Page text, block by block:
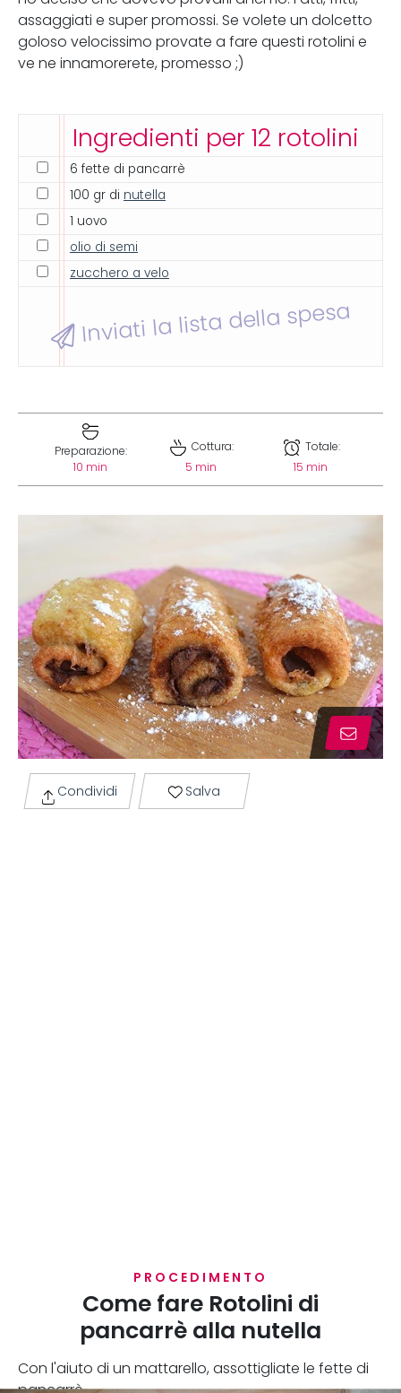
assaggiati e super promossi. Se volete un dolcetto
goloso velocissimo provate a fare questi rotolini e
ve ne innamorerete, promesso ;)
Ingredienti per 12 rotolini
6 fette di pancarrè
100 gr di nutella
1 uovo
olio di semi
zucchero a velo
Inviati la lista della spesa
Preparazione:
10 min
Cottura:
5 min
Totale:
15 min
Condividi Salva
PROCEDIMENTO
Come fare Rotolini di
pancarrè alla nutella
Con l'aiuto di un mattarello, assottigliate le fette di